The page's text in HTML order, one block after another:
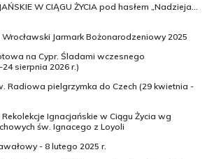
W CIĄGU ŻYCIA pod hasłem „Nadzieja...
Jarmark Bożonarodzeniowy 2025
na Cypr. Śladami wczesnego
sierpnia 2026 r.)
Radiowa pielgrzymka do Czech (29 kwietnia -
Ignacjańskie w Ciągu Życia wg
św. Ignacego z Loyoli
- 8 lutego 2025 r.